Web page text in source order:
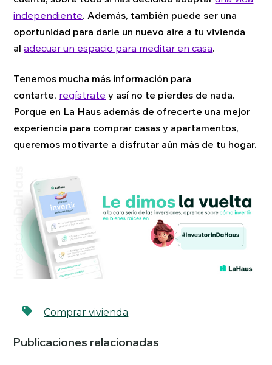
independiente. Además, también puede ser una
oportunidad para darle un nuevo aire a tu vivienda
al adecuar un espacio para meditar en casa.
Tenemos mucha más información para
contarte, regístrate y así no te pierdes de nada.
Porque en La Haus además de ofrecerte una mejor
experiencia para comprar casas y apartamentos,
queremos motivarte a disfrutar aún más de tu hogar.
Comprar vivienda
Publicaciones relacionadas